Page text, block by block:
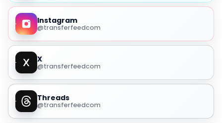
Instagram
@transferfeedcom
X
@transferfeedcom
Threads
@transferfeedcom